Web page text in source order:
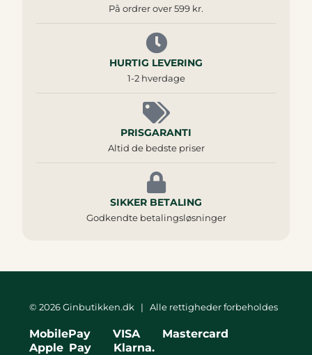
På ordrer over 599 kr.
HURTIG LEVERING
1-2 hverdage
PRISGARANTI
Altid de bedste priser
SIKKER BETALING
Godkendte betalingsløsninger
© 2026 Ginbutikken.dk | Alle rettigheder forbeholdes
MobilePay VISA Mastercard
Apple Pay Klarna.